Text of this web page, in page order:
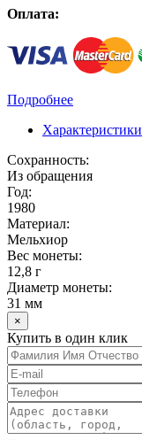
Оплата:
Подробнее
Характеристики
Сохранность:
Из обращения
Год:
1980
Материал:
Мельхиор
Вес монеты:
12,8 г
Диаметр монеты:
31 мм
×
Купить в один клик